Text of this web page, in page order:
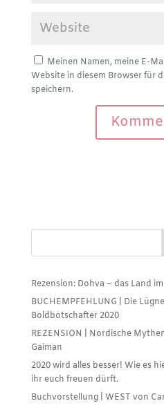
Meinen Namen, meine E-
Website in diesem Browser für
speichern.
Rezension: Dohva – das Land
BUCHEMPFEHLUNG | Die
Boldbotschafter 2020
REZENSION | Nordische
Gaiman
2020 wird alles besser! Wie es
ihr euch freuen dürft.
Buchvorstellung | WEST von